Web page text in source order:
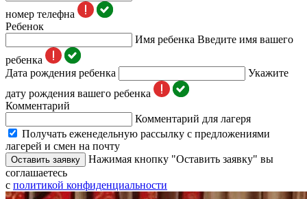
номер телефна
Ребенок
Имя ребенка Введите имя вашего
ребенка
Дата рождения ребенка
Укажите
дату рождения вашего ребенка
Комментарий
Комментарий для лагеря
Получать еженедельную рассылку с предложениями
лагерей и смен на почту
Оставить заявку
Нажимая кнопку "Оставить заявку" вы
соглашаетесь
с политикой конфиденциальности